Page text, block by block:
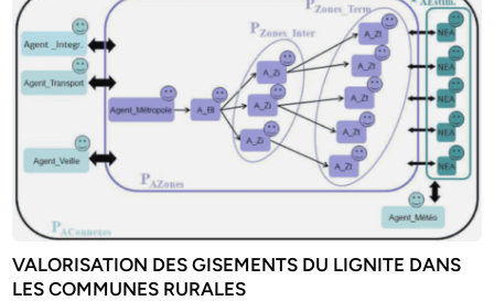
VALORISATION DES GISEMENTS DU LIGNITE DANS
LES COMMUNES RURALES